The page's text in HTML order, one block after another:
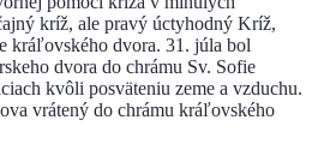
kríž, ale pravý úctyhodný Kríž,
kráľovského dvora. 31. júla bol
dvora do chrámu Sv. Sofie
kvôli posväteniu zeme a vzduchu.
vrátený do chrámu kráľovského